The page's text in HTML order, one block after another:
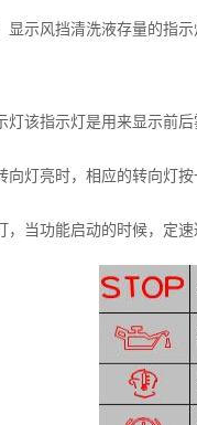
显示风挡清洗液存量的指
灯该指示灯是用来显示前
向灯亮时，相应的转向灯按
，当功能启动的时候，定速